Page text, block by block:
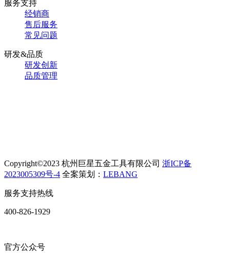
服务支持
经销商
售后服务
常见问题
研发&品质
研发创新
品质管理
Copyright©2023 杭州巨星五金工具有限公司 浙ICP备
2023005309号-4 全案策划： LEBANG
服务支持热线
400-826-1929
官方公众号